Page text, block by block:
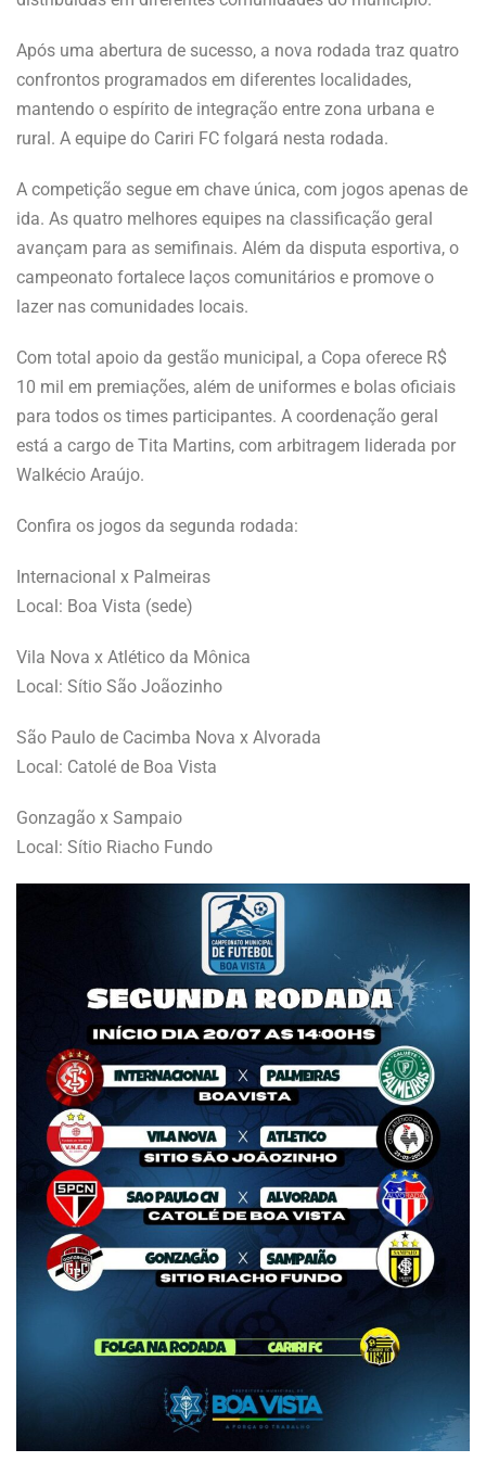
Após uma abertura de sucesso, a nova rodada traz quatro
confrontos programados em diferentes localidades,
mantendo o espírito de integração entre zona urbana e
rural. A equipe do Cariri FC folgará nesta rodada.
A competição segue em chave única, com jogos apenas de
ida. As quatro melhores equipes na classificação geral
avançam para as semifinais. Além da disputa esportiva, o
campeonato fortalece laços comunitários e promove o
lazer nas comunidades locais.
Com total apoio da gestão municipal, a Copa oferece R$
10 mil em premiações, além de uniformes e bolas oficiais
para todos os times participantes. A coordenação geral
está a cargo de Tita Martins, com arbitragem liderada por
Walkécio Araújo.
Confira os jogos da segunda rodada:
Internacional x Palmeiras
Local: Boa Vista (sede)
Vila Nova x Atlético da Mônica
Local: Sítio São Joãozinho
São Paulo de Cacimba Nova x Alvorada
Local: Catolé de Boa Vista
Gonzagão x Sampaio
Local: Sítio Riacho Fundo